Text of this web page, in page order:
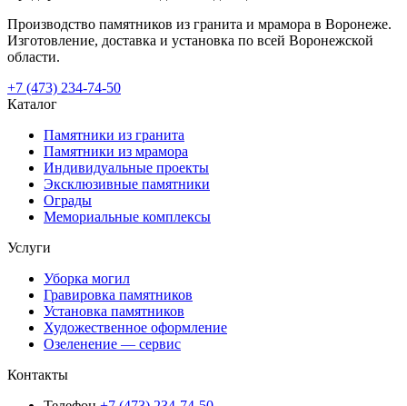
Производство памятников из гранита и мрамора в Воронеже.
Изготовление, доставка и установка по всей Воронежской
области.
+7 (473) 234-74-50
Каталог
Памятники из гранита
Памятники из мрамора
Индивидуальные проекты
Эксклюзивные памятники
Ограды
Мемориальные комплексы
Услуги
Уборка могил
Гравировка памятников
Установка памятников
Художественное оформление
Озеленение — сервис
Контакты